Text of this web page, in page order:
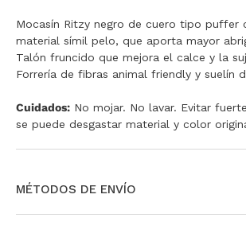
Mocasín Ritzy negro de cuero tipo puffer
material símil pelo, que aporta mayor
Talón fruncido que mejora el calce y la
Forrería de fibras animal friendly y suelín
Cuidados: No mojar. No lavar. Evitar
se puede desgastar material y color
MÉTODOS DE ENVÍO